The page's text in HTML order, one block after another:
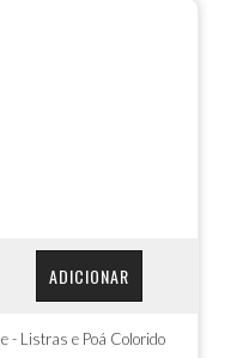
ADICIONAR
- Listras e Poá Colorido